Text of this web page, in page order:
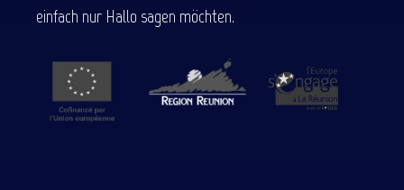
einfach nur Hallo sagen möchten.